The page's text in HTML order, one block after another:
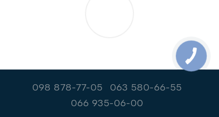
098 878-77-05
063 580-66-55
066 935-06-00